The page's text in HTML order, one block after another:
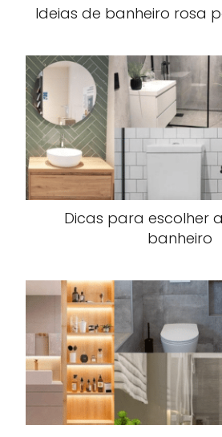
Ideias de banheiro rosa
Dicas para escolher
banheiro